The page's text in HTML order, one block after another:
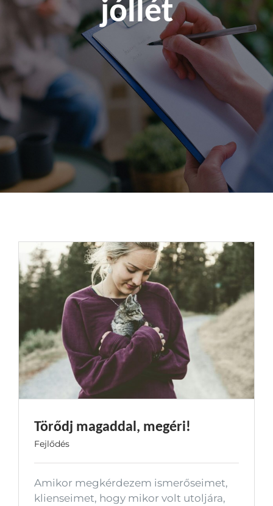
Kapcsolat
jóllét
Törődj magaddal, megéri!
Fejlődés
Amikor megkérdezem ismerőseimet,
klienseimet, hogy mikor volt utoljára,